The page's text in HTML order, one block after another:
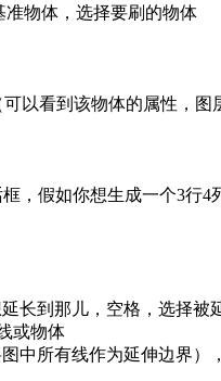
物体，选择要刷的物体
以看到该物体的属性，图
，假如你想生成一个3行
长到那儿，空格，选择被
或物体
中所有线作为延伸边界